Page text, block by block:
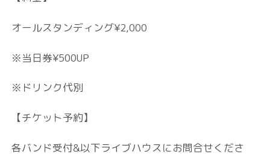
オールスタンディング¥2,000
※当日券¥500UP
※ドリンク代別
【チケット予約】
各バンド受付&以下ライブハウスにお問合せくださ